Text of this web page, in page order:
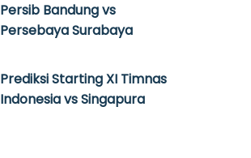
Persib Bandung vs
Persebaya Surabaya
Prediksi Starting XI Timnas
Indonesia vs Singapura